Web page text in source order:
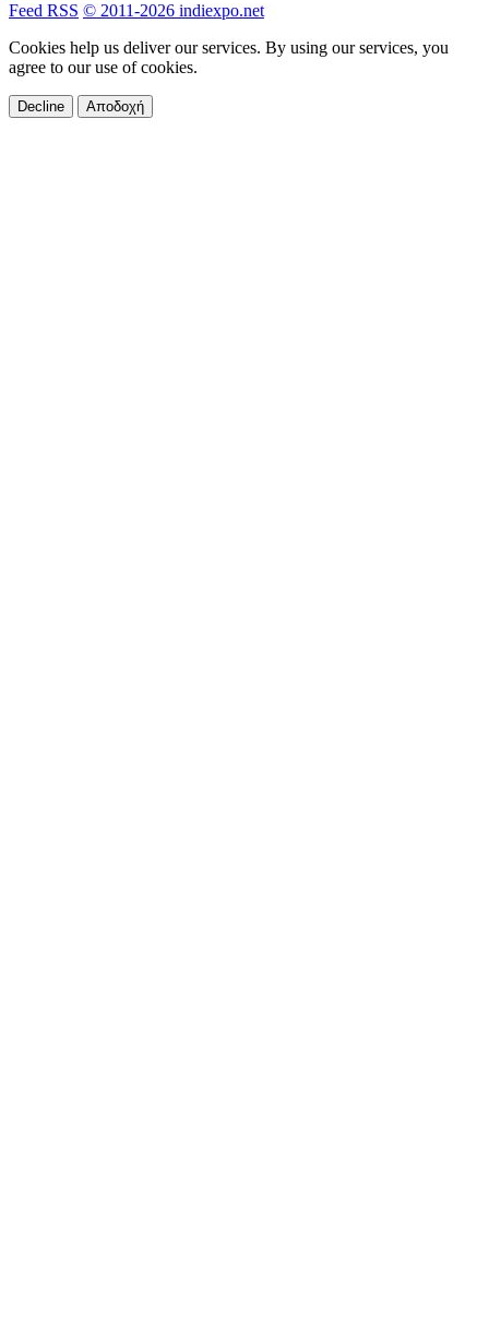
Feed RSS © 2011-2026 indiexpo.net
Cookies help us deliver our services. By using our services, you
agree to our use of cookies.
Decline Αποδοχή